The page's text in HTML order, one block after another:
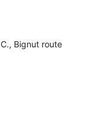
Bignut route